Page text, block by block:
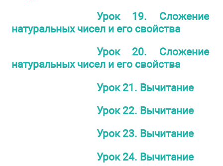
Урок 19. Сложение
натуральных чисел и его свойства
Урок 20. Сложение
натуральных чисел и его свойства
Урок 21. Вычитание
Урок 22. Вычитание
Урок 23. Вычитание
Урок 24. Вычитание